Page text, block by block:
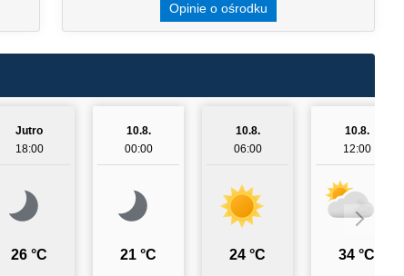
Opinie o ośrodku
Jutro
18:00
26 °C
10.8.
00:00
21 °C
10.8.
06:00
24 °C
10.8.
12:00
34 °C